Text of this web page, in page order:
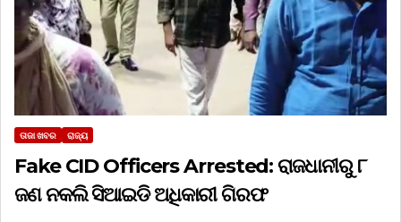
ତାଜା ଖବର ରାଜ୍ୟ
Fake CID Officers Arrested: ରାଜଧାନୀରୁ ୮
ଜଣ ନକଲି ସିଆଇଡି ଅଧିକାରୀ ଗିରଫ